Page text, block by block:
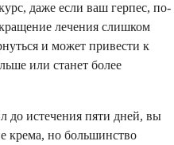
даже если ваш герпес, по-
лечения слишком
и может привести к
или станет более
до истечения пяти дней, вы
крема, но большинство